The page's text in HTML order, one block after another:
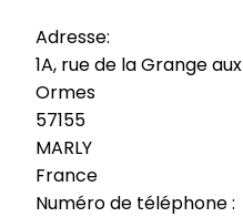
Adresse:
1A, rue de la Grange aux
Ormes
57155
MARLY
France
Numéro de téléphone :